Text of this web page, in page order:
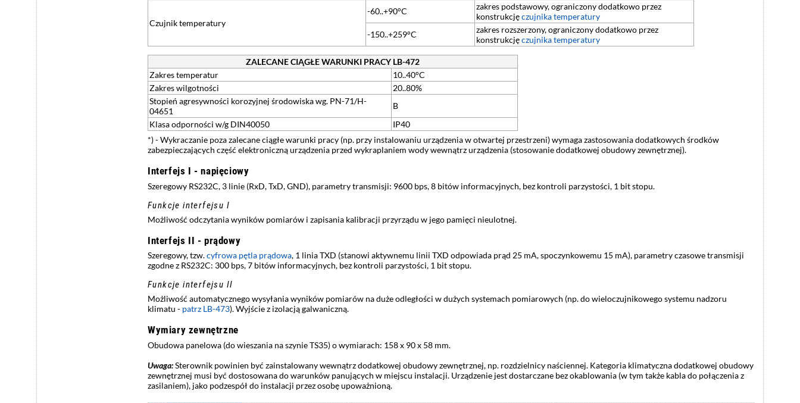
Czujnik temperatury
-60..+90°C
zakres podstawowy, ograniczony dodatkowo przez
konstrukcjęczujnika temperatury
-150..+259°C
zakres rozszerzony, ograniczony dodatkowo przez
konstrukcjęczujnika temperatury
ZALECANE CIĄGŁE WARUNKI PRACY LB-472
Zakres temperatur
10..40°C
Zakres wilgotności
20..80%
Stopień agresywności korozyjnej środowiska wg. PN-71/H-
04651
B
Klasa odporności w/g DIN40050
IP40
*) - Wykraczanie poza zalecane ciągłe warunki pracy (np. przy instalowaniu urządzenia w otwartej przestrzeni) wymaga zastosowania dodatkowych środków
zabezpieczających część elektroniczną urządzenia przed wykraplaniem wody wewnątrz urządzenia (stosowanie dodatkowej obudowy zewnętrznej).
Interfejs I - napięciowy
Szeregowy RS232C, 3 linie (RxD, TxD, GND), parametry transmisji: 9600 bps, 8 bitów informacyjnych, bez kontroli parzystości, 1 bit stopu.
Funkcje interfejsu I
Możliwość odczytania wyników pomiarów i zapisania kalibracji przyrządu w jego pamięci nieulotnej.
Interfejs II - prądowy
Szeregowy, tzw.cyfrowa pętla prądowa, 1 linia TXD (stanowi aktywnemu linii TXD odpowiada prąd 25 mA, spoczynkowemu 15 mA), parametry czasowe transmisji
zgodne z RS232C: 300 bps, 7 bitów informacyjnych, bez kontroli parzystości, 1 bit stopu.
Funkcje interfejsu II
Możliwość automatycznego wysyłania wyników pomiarów na duże odległości w dużych systemach pomiarowych (np. do wieloczujnikowego systemu nadzoru
klimatu - patrz LB-473). Wyjście z izolacją galwaniczną.
Wymiary zewnętrzne
Obudowa panelowa (do wieszania na szynie TS35) o wymiarach: 158 x 90 x 58 mm.
Uwaga:Sterownik powinien być zainstalowany wewnątrz dodatkowej obudowy zewnętrznej, np. rozdzielnicy naściennej. Kategoria klimatyczna dodatkowej obudowy
zewnętrznej musi być dostosowana do warunków panujących w miejscu instalacji. Urządzenie jest dostarczane bez okablowania (w tym także kabla do połączenia z
zasilaniem), jako podzespół do instalacji przez osobę upoważnioną.